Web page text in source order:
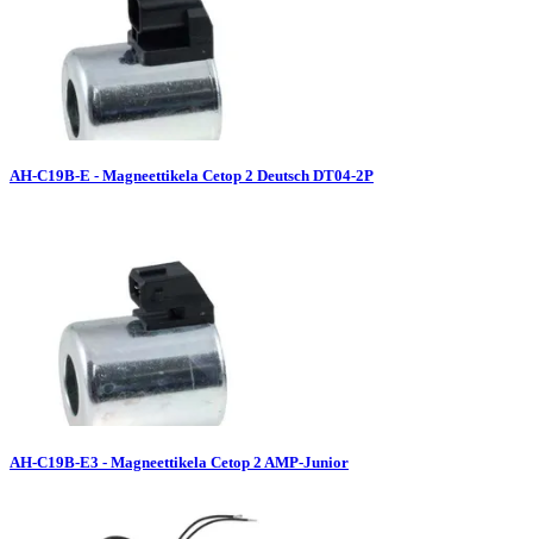
AH-C19B-E - Magneettikela Cetop 2 Deutsch DT04-2P
AH-C19B-E3 - Magneettikela Cetop 2 AMP-Junior